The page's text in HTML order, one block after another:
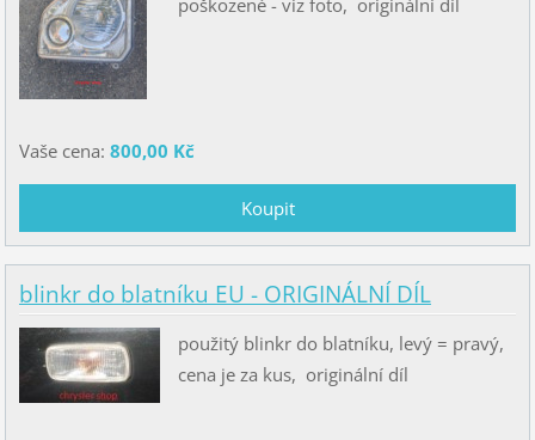
Vaše cena: 800,00 Kč
blinkr do blatníku EU - ORIGINÁLNÍ DÍL
použitý blinkr do blatníku, levý = pravý,
cena je za kus, originální díl